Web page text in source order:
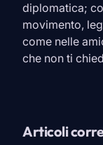
diplomatica;
movimento,
come nelle
che non ti
Articoli